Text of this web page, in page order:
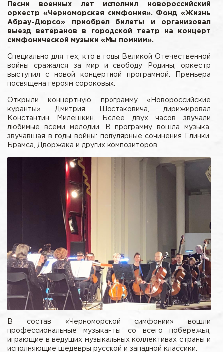
Песни военных лет исполнил новороссийский
оркестр «Черноморская
cимфония». Фонд «Жизнь
Абрау-Дюрсо» приобрел билеты и организовал
выезд ветеранов в городской театр на концерт
симфонической музыки «Мы помним».
Специально для тех, кто в годы Великой Отечественной
войны сражался за мир и свободу Родины, оркестр
выступил с новой концертной программой. Премьера
посвящена героям сороковых.
Открыли концертную программу «Новороссийские
куранты» Дмитрия Шостаковича, дирижировал
Константин Милешкин. Более двух часов звучали
любимые всеми мелодии. В программу вошла музыка,
звучавшая в годы войны: популярные сочинения Глинки,
Брамса, Дворжака и других композиторов.
В состав «Черноморской симфонии» вошли
профессиональные музыканты со всего побережья,
играющие в ведущих музыкальных коллективах страны и
исполняющие шедевры русской и западной классики.